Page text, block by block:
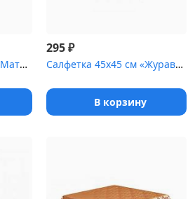
Скатерть 145х145 см «Мати» белая [(огурцы)]
295₽
Салфетка 45х45 см «Журавинка» белая [(вензель)]
В корзину